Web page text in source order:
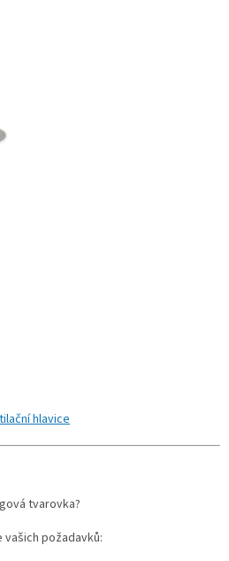
hlavice
tvarovka?
požadavků: